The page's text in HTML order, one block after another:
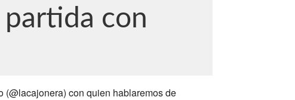
con
(@lacajonera) con quien hablaremos de